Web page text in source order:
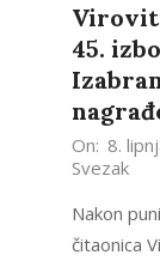
45.
2026-
06-
08
On: 8.
Svezak
Nakon
čitaonica